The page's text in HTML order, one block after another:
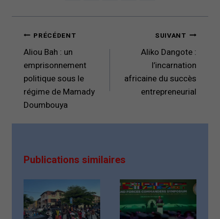
Navigation
de
l’article
PRÉCÉDENT
Aliou Bah : un
emprisonnement
politique sous le
régime de Mamady
Doumbouya
SUIVANT
Aliko Dangote :
l’incarnation
africaine du succès
entrepreneurial
Publications similaires